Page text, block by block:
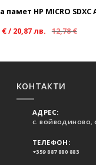
памет HP MICRO SDXC
€/ 20,87лв. 12,78€
КОНТАКТИ
АДРЕС:
С. ВОЙВОДИНОВО,
ТЕЛЕФОН:
+359 887 880 883